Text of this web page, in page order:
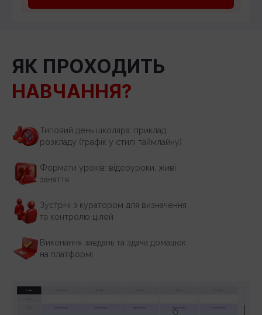
ЯК ПРОХОДИТЬ
НАВЧАННЯ?
Типовий день школяра: приклад
розкладу (графік у стилі таймлайну)
Формати уроків: відеоуроки, живі
заняття
Зустрічі з куратором для визначення
та контролю цілей
Виконання завдань та здача домашок
на платформі